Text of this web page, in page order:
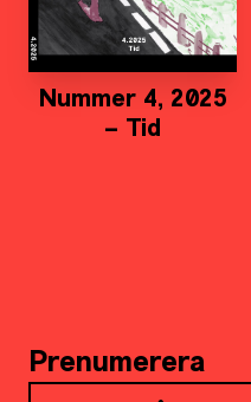
Nummer 4, 2025
– Tid
Prenumerera